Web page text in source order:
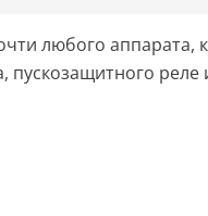
любого аппарата,
пускозащитного реле